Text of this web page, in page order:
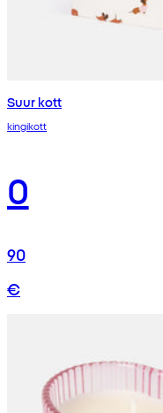
Suur kott
kingikott
0
90
€